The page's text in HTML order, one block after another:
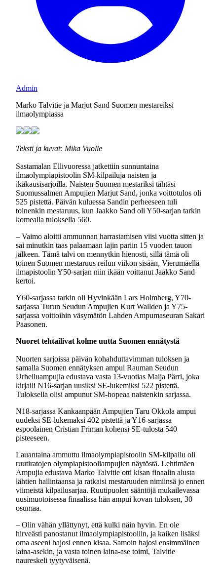
Admin
Marko Talvitie ja Marjut Sand Suomen mestareiksi
ilmaolympiassa
Teksti ja kuvat: Mika Vuolle
Sastamalan Ellivuoressa jatkettiin sunnuntaina
ilmaolympiapistoolin SM-kilpailuja naisten ja
ikäkausisarjoilla. Naisten Suomen mestariksi tähtäsi
Suomussalmen Ampujien Marjut Sand, jonka voittotulos oli
525 pistettä. Päivän kuluessa Sandin perheeseen tuli
toinenkin mestaruus, kun Jaakko Sand oli Y50-sarjan tarkin
komealla tuloksella 560.
– Vaimo aloitti ammunnan harrastamisen viisi vuotta sitten ja
sai minutkin taas palaamaan lajin pariin 15 vuoden tauon
jälkeen. Tämä talvi on mennytkin hienosti, sillä tämä oli
toinen Suomen mestaruus reilun viikon sisään, Vierumäellä
ilmapistoolin Y50-sarjan niin ikään voittanut Jaakko Sand
kertoi.
Y60-sarjassa tarkin oli Hyvinkään Lars Holmberg, Y70-
sarjassa Turun Seudun Ampujien Kurt Wallden ja Y75-
sarjassa voittoihin väsymätön Lahden Ampumaseuran Sakari
Paasonen.
Nuoret tehtailivat kolme uutta Suomen ennätystä
Nuorten sarjoissa päivän kohahduttavimman tuloksen ja
samalla Suomen ennätyksen ampui Rauman Seudun
Urheiluampujia edustava vasta 13-vuotias Maija Pärri, joka
kirjaili N16-sarjan uusiksi SE-lukemiksi 522 pistettä.
Tuloksella olisi ampunut SM-hopeaa naistenkin sarjassa.
N18-sarjassa Kankaanpään Ampujien Taru Okkola ampui
uudeksi SE-lukemaksi 402 pistettä ja Y16-sarjassa
espoolainen Cristian Friman kohensi SE-tulosta 540
pisteeseen.
Lauantaina ammuttu ilmaolympiapistoolin SM-kilpailu oli
ruutiratojen olympiapistooliampujien näytöstä. Lehtimäen
Ampujia edustava Marko Talvitie otti kisan finaalin alusta
lähtien hallintaansa ja ratkaisi mestaruuden nimiinsä jo ennen
viimeistä kilpailusarjaa. Ruutipuolen sääntöjä mukailevassa
uusimuotoisessa finaalissa hän ampui kovan tuloksen, 30
osumaa.
– Olin vähän yllättynyt, että kulki näin hyvin. En ole
hirveästi panostanut ilmaolympiapistooliin, ja kaiken lisäksi
oma aseeni hajosi ennen kisaa. Samoin hajosi ensimmäinen
laina-asekin, ja vasta toinen laina-ase toimi, Talvitie
naureskeli tyytyväisenä.